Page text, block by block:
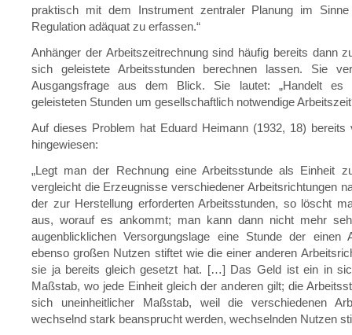
praktisch mit dem Instrument zentraler Planung im
Regulation adäquat zu erfassen.“
Anhänger der Arbeitszeitrechnung sind häufig bereits dann
sich geleistete Arbeitsstunden berechnen lassen. Sie
Ausgangsfrage aus dem Blick. Sie lautet: „Handelt
geleisteten Stunden um gesellschaftlich notwendige
Auf dieses Problem hat Eduard Heimann (1932, 18) bereits
hingewiesen:
„Legt man der Rechnung eine Arbeitsstunde als Einheit
vergleicht die Erzeugnisse verschiedener Arbeitsrichtungen
der zur Herstellung erforderten Arbeitsstunden, so löscht
aus, worauf es ankommt; man kann dann nicht mehr
augenblicklichen Versorgungslage eine Stunde der einen
ebenso großen Nutzen stiftet wie die einer anderen
sie ja bereits gleich gesetzt hat. […] Das Geld ist ein in
Maßstab, wo jede Einheit gleich der anderen gilt; die
sich uneinheitlicher Maßstab, weil die verschiedenen
wechselnd stark beansprucht werden, wechselnden Nutzen